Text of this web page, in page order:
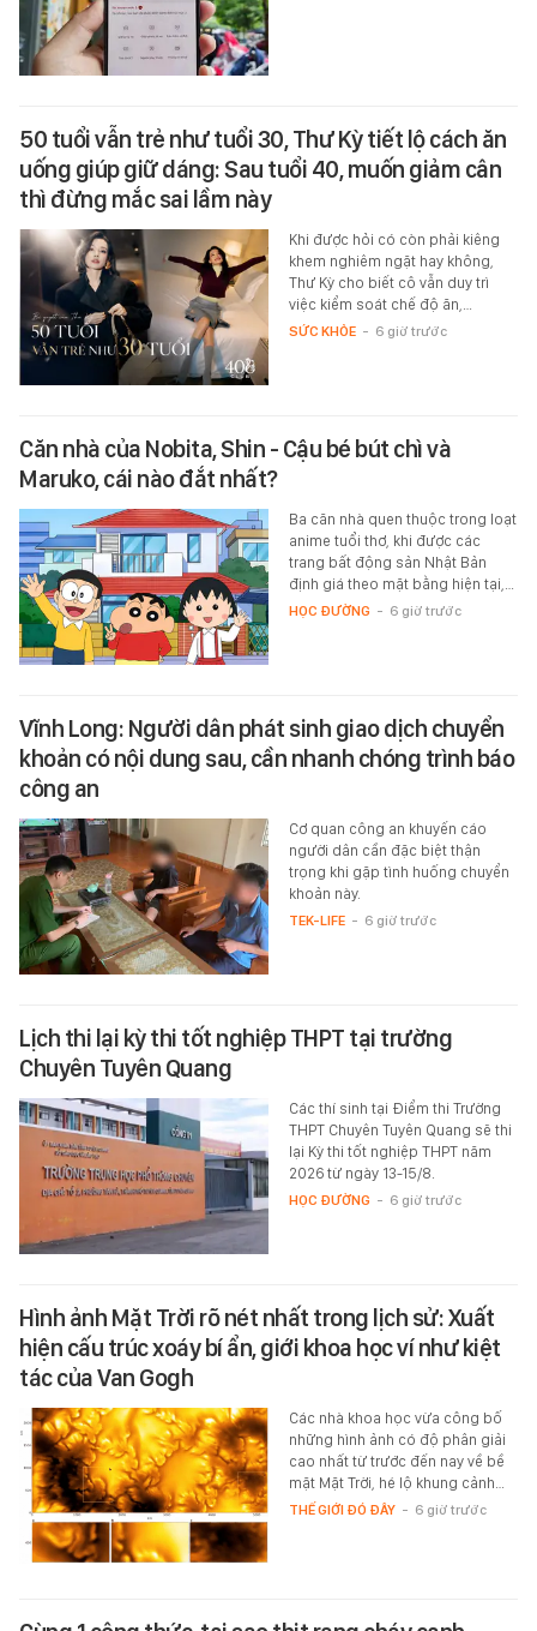
50 tuổi vẫn trẻ như tuổi 30, Thư Kỳ tiết lộ cách ăn
uống giúp giữ dáng: Sau tuổi 40, muốn giảm cân
thì đừng mắc sai lầm này
Khi được hỏi có còn phải kiêng
khem nghiêm ngặt hay không,
Thư Kỳ cho biết cô vẫn duy trì
việc kiểm soát chế độ ăn,…
SỨC KHỎE - 6 giờ trước
Căn nhà của Nobita, Shin - Cậu bé bút chì và
Maruko, cái nào đắt nhất?
Ba căn nhà quen thuộc trong loạt
anime tuổi thơ, khi được các
trang bất động sản Nhật Bản
định giá theo mặt bằng hiện tại,…
HỌC ĐƯỜNG - 6 giờ trước
Vĩnh Long: Người dân phát sinh giao dịch chuyển
khoản có nội dung sau, cần nhanh chóng trình báo
công an
Cơ quan công an khuyến cáo
người dân cần đặc biệt thận
trọng khi gặp tình huống chuyển
khoản này.
TEK-LIFE - 6 giờ trước
Lịch thi lại kỳ thi tốt nghiệp THPT tại trường
Chuyên Tuyên Quang
Các thí sinh tại Điểm thi Trường
THPT Chuyên Tuyên Quang sẽ thi
lại Kỳ thi tốt nghiệp THPT năm
2026 từ ngày 13-15/8.
HỌC ĐƯỜNG - 6 giờ trước
Hình ảnh Mặt Trời rõ nét nhất trong lịch sử: Xuất
hiện cấu trúc xoáy bí ẩn, giới khoa học ví như kiệt
tác của Van Gogh
Các nhà khoa học vừa công bố
những hình ảnh có độ phân giải
cao nhất từ trước đến nay về bề
mặt Mặt Trời, hé lộ khung cảnh…
THẾ GIỚI ĐÓ ĐÂY - 6 giờ trước